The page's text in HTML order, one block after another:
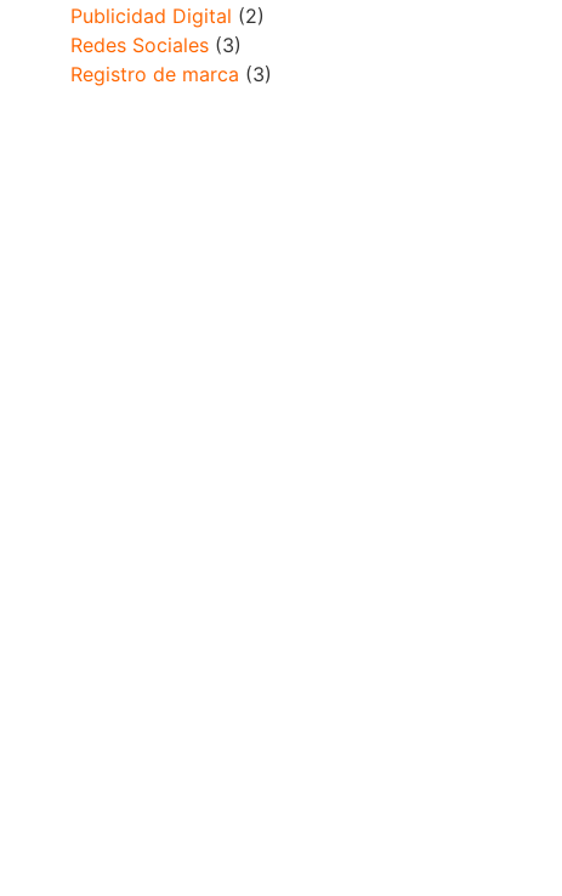
Publicidad Digital (2)
Redes Sociales(3)
Registro de marca (3)